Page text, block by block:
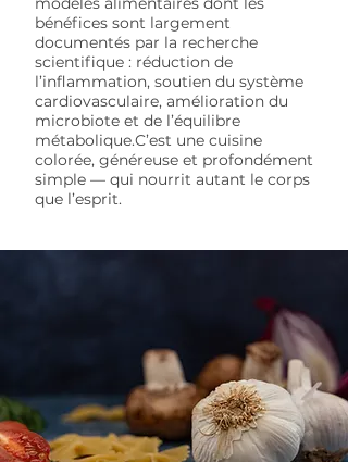
bénéfices sont largement
documentés par la recherche
scientifique : réduction de
l’inflammation, soutien du système
cardiovasculaire, amélioration du
microbiote et de l’équilibre
métabolique.C’est une cuisine
colorée, généreuse et profondément
simple — qui nourrit autant le corps
que l’esprit.